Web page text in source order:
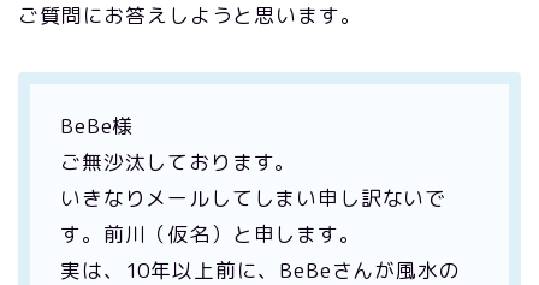
ご質問にお答えしようと思います。
BeBe様
ご無沙汰しております。
いきなりメールしてしまい申し訳ないで
す。前川（仮名）と申します。
実は、10年以上前に、BeBeさんが風水の